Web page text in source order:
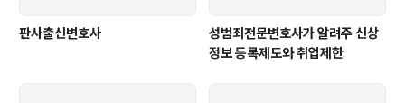
판사출신변호사
성범죄전문변호사가 알려주 신상
정보 등록제도와 취업제한